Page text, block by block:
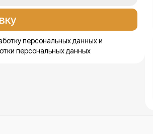
персональных данных и
персональных данных